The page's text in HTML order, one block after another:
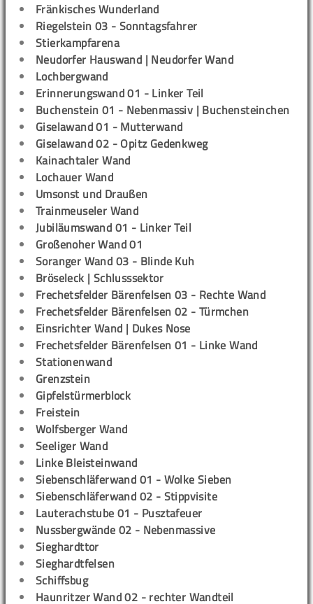
Fränkisches Wunderland
Riegelstein 03 - Sonntagsfahrer
Stierkampfarena
Neudorfer Hauswand | Neudorfer Wand
Lochbergwand
Erinnerungswand 01 - Linker Teil
Buchenstein 01 - Nebenmassiv | Buchensteinchen
Giselawand 01 - Mutterwand
Giselawand 02 - Opitz Gedenkweg
Kainachtaler Wand
Lochauer Wand
Umsonst und Draußen
Trainmeuseler Wand
Jubiläumswand 01 - Linker Teil
Großenoher Wand 01
Soranger Wand 03 - Blinde Kuh
Bröseleck | Schlusssektor
Frechetsfelder Bärenfelsen 03 - Rechte Wand
Frechetsfelder Bärenfelsen 02 - Türmchen
Einsrichter Wand | Dukes Nose
Frechetsfelder Bärenfelsen 01 - Linke Wand
Stationenwand
Grenzstein
Gipfelstürmerblock
Freistein
Wolfsberger Wand
Seeliger Wand
Linke Bleisteinwand
Siebenschläferwand 01 - Wolke Sieben
Siebenschläferwand 02 - Stippvisite
Lauterachstube 01 - Pusztafeuer
Nussbergwände 02 - Nebenmassive
Sieghardttor
Sieghardtfelsen
Schiffsbug
Haunritzer Wand 02 - rechter Wandteil